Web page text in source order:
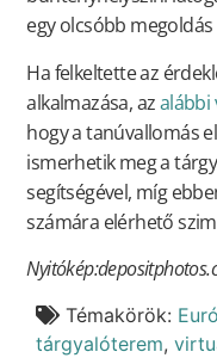
egy olcsóbb
Ha felkeltette az
alkalmazása, azalábbi
hogy a tanúvallomás
ismerhetik meg a
segítségével, míg
számára elérhető
Témakörök:
tárgyalóterem,